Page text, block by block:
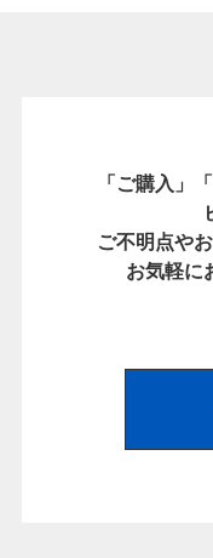
「ご購入」
ご不明点や
お気軽に